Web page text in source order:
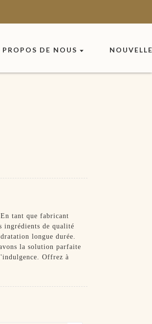
PROPOS DE NOUS
tant que fabricant
ingrédients de qualité
longue durée.
la solution parfaite
Offrez à